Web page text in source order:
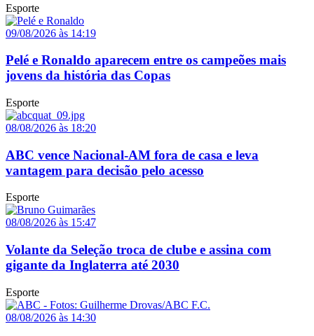
Esporte
09/08/2026 às 14:19
Pelé e Ronaldo aparecem entre os campeões mais
jovens da história das Copas
Esporte
08/08/2026 às 18:20
ABC vence Nacional-AM fora de casa e leva
vantagem para decisão pelo acesso
Esporte
08/08/2026 às 15:47
Volante da Seleção troca de clube e assina com
gigante da Inglaterra até 2030
Esporte
08/08/2026 às 14:30